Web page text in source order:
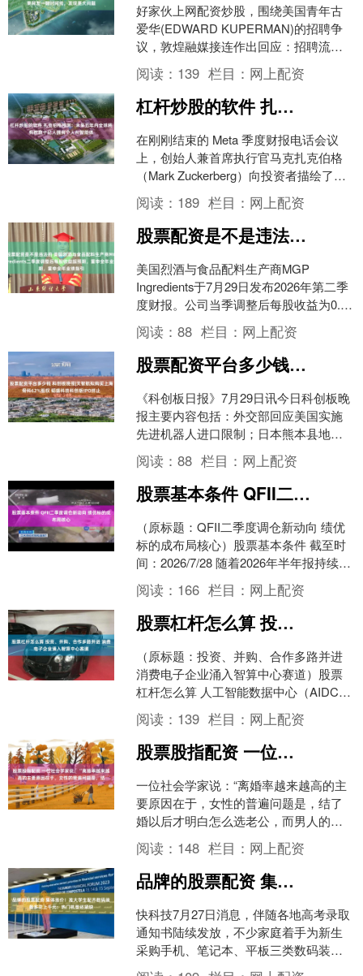
好家伙上网配资炒股，围绕美国青年古
爱华(EDWARD KUPERMAN)的招聘争
议，敦煌融媒接连作出回应：招聘流程
经过审批，相关背景进行过审查，古爱
华在美国企业....
阅读： 139 栏目： 网上配资
杠杆炒股的软件 扎克伯格预测：未来五年内全球将有数数十亿人拥有个人AI智能体
在刚刚结束的 Meta 季度财报电话会议
上，创始人兼首席执行官马克扎克伯格
（Mark Zuckerberg）向投资者描绘了一
幅宏大的未来愿景。他预测，在未来五
年....
阅读： 189 栏目： 网上配资
股票配资是不是违法的 美国烈酒与食品配料生产商MGP Ingredients二季度调整后每股收益超预期，重申全年业绩指引
美国烈酒与食品配料生产商MGP
Ingredients于7月29日发布2026年第二季
度财报。公司当季调整后每股收益为0.72
美元股票配资是不是违法的，超出市
场....
阅读：88 栏目： 网上配资
股票配资平台多少钱 科创板晚报|天智航拟购买上海骨科62%股权 韬盛科技科创板IPO终止
《科创板日报》7月29日讯今日科创板晚
报主要内容包括：外交部回应美国实施
先进机器人进口限制；日本熊本县地震
致多家半导体工厂停工；月之暗面Kimi完
成F轮超35亿....
阅读：88 栏目： 网上配资
股票基本条件 QFII二季度调仓新动向 绩优标的成布局核心
（原标题：QFII二季度调仓新动向 绩优
标的成布局核心）股票基本条件 截至时
间：2026/7/28 随着2026年半年报持续披
露，首批合格境外机构投资者（QFI....
阅读： 166 栏目： 网上配资
股票杠杆怎么算 投资、并购、合作多路并进 消费电子企业涌入智算中心赛道
（原标题：投资、并购、合作多路并进
消费电子企业涌入智算中心赛道）股票
杠杆怎么算 人工智能数据中心（AIDC）
建设进入高景气扩张期，一批长期深耕
精密制造的消费电....
阅读： 139 栏目： 网上配资
股票股指配资 一位社会学家说：“离婚率越来越高的主要原因在于，女性的普遍问题是，结
一位社会学家说：“离婚率越来越高的主
要原因在于，女性的普遍问题是，结了
婚以后才明白怎么选老公，而男人的普
遍问题在于，他们并不清楚贤妻良母才
是好男人的标配。女性的....
阅读： 148 栏目： 网上配资
品牌的股票配资 集体涨价！准大学生配齐数码装备多花上千元：热门机型还紧缺
快科技7月27日消息，伴随各地高考录取
通知书陆续发放，不少家庭着手为新生
采购手机、笔记本、平板三类数码装备
品牌的股票配资，厦门各大商场数码专